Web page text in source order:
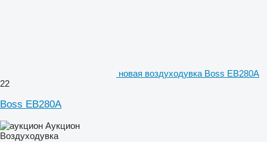
новая воздуходувка Boss EB280A
22
Boss EB280A
Аукцион
Воздуходувка